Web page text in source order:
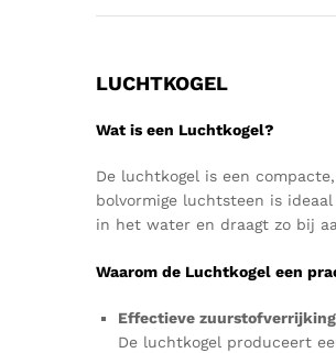
LUCHTKOGEL
Wat is een Luchtkogel?
De luchtkogel is een
bolvormige luchtsteen is
in het water en draagt zo bij
Waarom de Luchtkogel een
Effectieve zuurstofverrijking
De luchtkogel produceert